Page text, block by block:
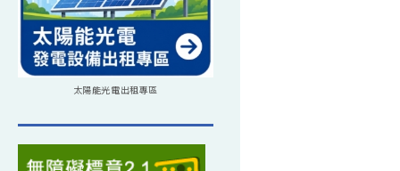
太陽能光電出租專區